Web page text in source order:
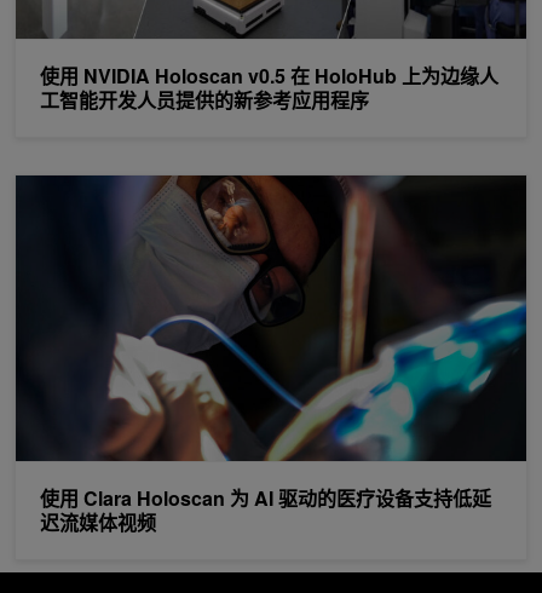
使用 NVIDIA Holoscan v0.5 在 HoloHub 上为边缘人
工智能开发人员提供的新参考应用程序
使用 Clara Holoscan 为 AI 驱动的医疗设备支持低延
迟流媒体视频
使用 Clara Holoscan 为 AI 驱动的医疗设备支持低延迟流媒体视频